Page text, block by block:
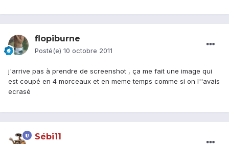
flopiburne
Posté(e) 10 octobre 2011
j'arrive pas à prendre de screenshot , ça me fait une image qui
est coupé en 4 morceaux et en meme temps comme si on l''avais
ecrasé
Sébi11